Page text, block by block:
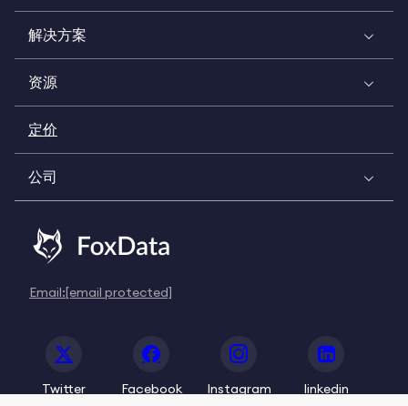
解决方案
资源
定价
公司
Email:[email protected]
Twitter Facebook Instagram linkedin